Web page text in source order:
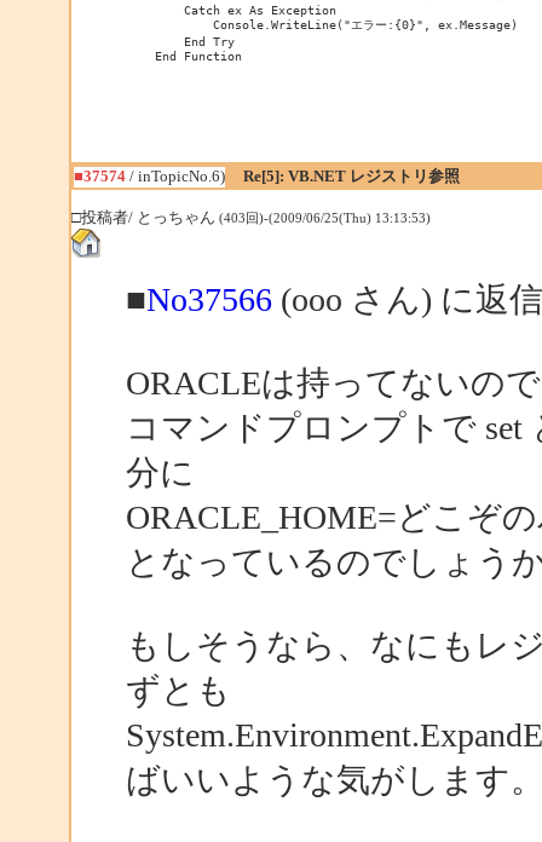
        Catch ex As Exception
            Console.WriteLine("エラー:{0}", ex.Message)
        End Try
    End Function
■37574/ inTopicNo.6) Re[5]: VB.NET レジストリ参照
□投稿者/ とっちゃん (403回)-(2009/06/25(Thu) 13:13:53)
■No37566(ooo さん) に返信
ORACLEは持ってないの
コマンドプロンプトで
分に
ORACLE_HOME=どこぞ
となっているのでしょう
もしそうなら、なにもレ
ずとも
ばいいような気がします